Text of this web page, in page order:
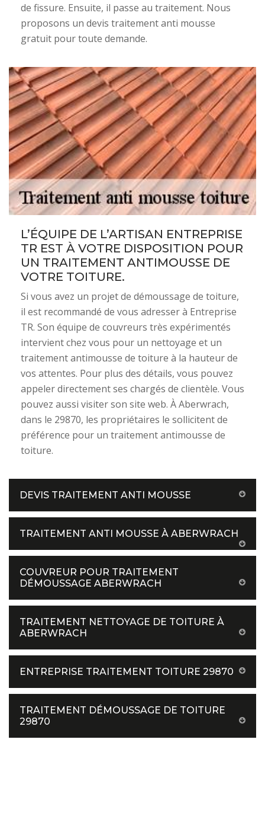
de fissure. Ensuite, il passe au traitement. Nous
proposons un devis traitement anti mousse
gratuit pour toute demande.
L’ÉQUIPE DE L’ARTISAN ENTREPRISE
TR EST À VOTRE DISPOSITION POUR
UN TRAITEMENT ANTIMOUSSE DE
VOTRE TOITURE.
Si vous avez un projet de démoussage de toiture,
il est recommandé de vous adresser à Entreprise
TR. Son équipe de couvreurs très expérimentés
intervient chez vous pour un nettoyage et un
traitement antimousse de toiture à la hauteur de
vos attentes. Pour plus des détails, vous pouvez
appeler directement ses chargés de clientèle. Vous
pouvez aussi visiter son site web. À Aberwrach,
dans le 29870, les propriétaires le sollicitent de
préférence pour un traitement antimousse de
toiture.
DEVIS TRAITEMENT ANTI MOUSSE
TRAITEMENT ANTI MOUSSE À ABERWRACH
COUVREUR POUR TRAITEMENT
DÉMOUSSAGE ABERWRACH
TRAITEMENT NETTOYAGE DE TOITURE À
ABERWRACH
ENTREPRISE TRAITEMENT TOITURE 29870
TRAITEMENT DÉMOUSSAGE DE TOITURE
29870